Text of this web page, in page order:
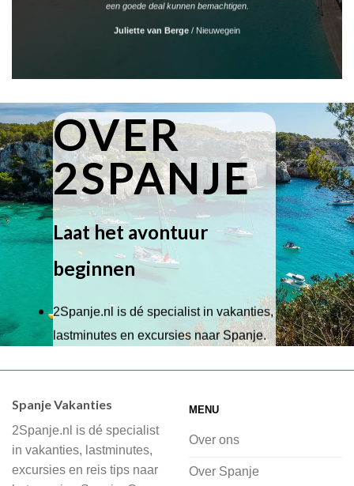
een goede deal kunnen bemachtigen.
Juliette van Berge / Nieuwegein
OVER
2SPANJE
Laat het avontuur
beginnen
2Spanje.nl is dé specialist in vakanties,
lastminutes en excursies naar Spanje.
Wij hebben een breed scala aan
of je nu wilt relaxen op het strand,
cultuur wilt ontdekken of avontuur zoekt
in de natuur.
Spanje Vakanties
2Spanje.nl is dé specialist
in vakanties, lastminutes,
excursies en reis tips naar
MENU
Over ons
Over Spanje